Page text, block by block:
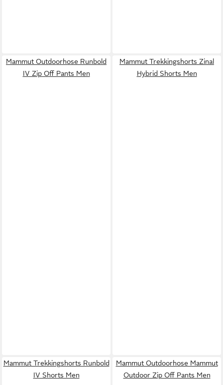
Mammut Outdoorhose Runbold
IV Zip Off Pants Men
Mammut Trekkingshorts Zinal
Hybrid Shorts Men
Mammut Trekkingshorts Runbold
IV Shorts Men
Mammut Outdoorhose Mammut
Outdoor Zip Off Pants Men